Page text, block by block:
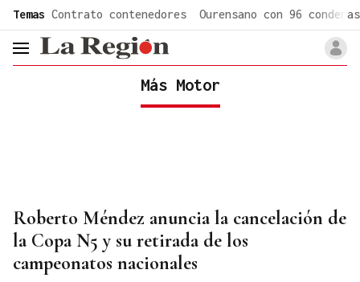
Temas Contrato contenedores Ourensano con 96 condenas
header.menu.open
Más Motor
Roberto Méndez anuncia la cancelación de
la Copa N5 y su retirada de los
campeonatos nacionales